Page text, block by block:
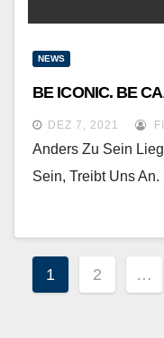
NEWS
BE ICONIC. BE
DEZ 7, 2021
Anders Zu Sein
Sein, Treibt Uns An.
1 2 …